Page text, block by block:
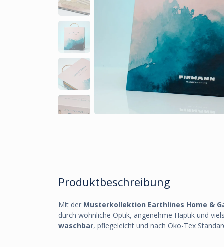
Produktbeschreibung
Mit der Musterkollektion Earthlines Home &
durch wohnliche Optik, angenehme Haptik und
waschbar, pflegeleicht und nach Öko-Tex